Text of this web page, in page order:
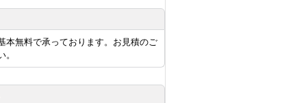
本無料で承っております。お見積のご